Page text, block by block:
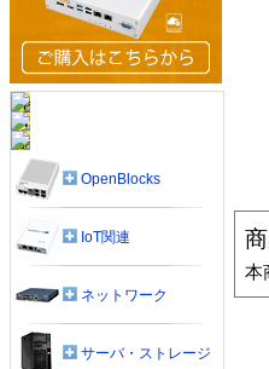
本
OpenBlocks
IoT関連
ネットワーク
サーバ・ストレージ